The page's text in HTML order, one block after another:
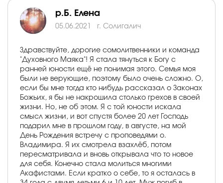
р.Б. Елена
05.06.2021 г. Солигалич
Здравствуйте, дорогие сомолитвенники и команда
"Духовного Маяка"! Я стала тянуться к Богу с
ранней юности ещё не понимая этого. Семья моя
были не верующие, поэтому было очень сложно. О,
если бы мне тогда кто нибудь рассказал о Законах
Божьих, я бы не накрошила столько грехов в своей
жизни. Но, не об этом. Я с той юности искала
смысл жизни, и вот спустя более 20 лет Господь
подарил мне в прошлом году, в августе, на мой
День Рождения встречу с проповедями о.
Владимира. Я их смотрела взахлёб, потом
пересматривала и вновь открывала что то новое
для себя. Конечно стала молиться многими
Акафистами. Если кратко о себе, то я осталась в